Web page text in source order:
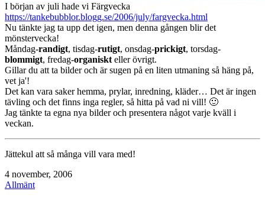
I början av juli hade vi Färgvecka
https://tankebubblor.blogg.se/2006/july/fargvecka.html
Nu tänkte jag ta upp det igen, men denna gången blir det
mönstervecka!
Måndag-randigt, tisdag-rutigt, onsdag-prickigt, torsdag-
blommigt, fredag-organiskt eller övrigt.
Gillar du att ta bilder och är sugen på en liten utmaning så häng på,
vet ja'!
Det kan vara saker hemma, prylar, inredning, kläder… Det är ingen
tävling och det finns inga regler, så hitta på vad ni vill! 🙂
Jag tänkte ta egna nya bilder och presentera något varje kväll i
veckan.
Jättekul att så många vill vara med!
Publicerat
den
4 november, 2006
Kategoriserat
Allmänt